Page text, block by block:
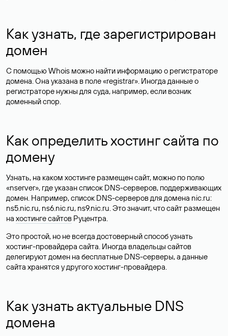
Как узнать, где зарегистрирован
домен
С помощью Whois можно найти информацию о регистраторе
домена. Она указана в поле «registrar». Иногда данные о
регистраторе нужны для суда, например, если возник
доменный спор.
Как определить хостинг сайта по
домену
Узнать, на каком хостинге размещен сайт, можно по полю
«nserver», где указан список DNS-серверов, поддерживающих
домен. Например, список DNS-серверов для домена nic.ru:
ns5.nic.ru, ns6.nic.ru, ns9.nic.ru. Это значит, что сайт размещен
на хостинге сайтов Руцентра.
Это простой, но не всегда достоверный способ узнать
хостинг-провайдера сайта. Иногда владельцы сайтов
делегируют домен на бесплатные DNS-серверы, а данные
сайта хранятся у другого хостинг-провайдера.
Как узнать актуальные DNS
домена